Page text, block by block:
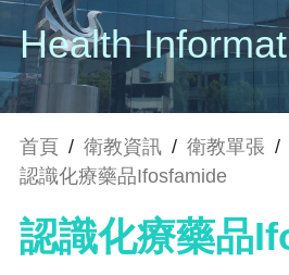
Health
首頁 / 衛教資訊 / 衛教單張 /
認識化療藥品Ifosfamide
認識化療藥品